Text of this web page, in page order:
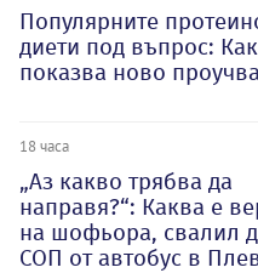
Популярните
диети под въпрос:
показва ново
18 часа
„Аз какво трябва да
направя?“: Каква е
на шофьора, свалил
СОП от автобус в